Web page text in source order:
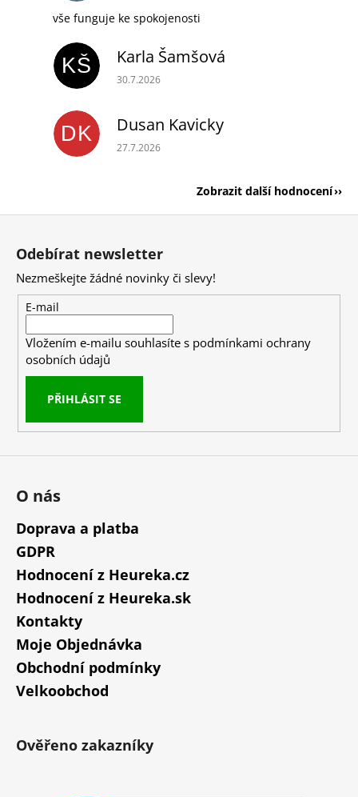
vše funguje ke spokojenosti
KŠ Karla Šamšová
Hodnocení obchodu je 5 z 5 hvězdiček.
30.7.2026
DK Dusan Kavicky
Hodnocení obchodu je 5 z 5 hvězdiček.
27.7.2026
Zobrazit další hodnocení
Odebírat newsletter
Nezmeškejte žádné novinky či slevy!
E-mail
Vložením e-mailu souhlasíte s podmínkami ochrany
osobních údajů
PŘIHLÁSIT SE
O nás
Doprava a platba
GDPR
Hodnocení z Heureka.cz
Hodnocení z Heureka.sk
Kontakty
Moje Objednávka
Obchodní podmínky
Velkoobchod
Ověřeno zakazníky